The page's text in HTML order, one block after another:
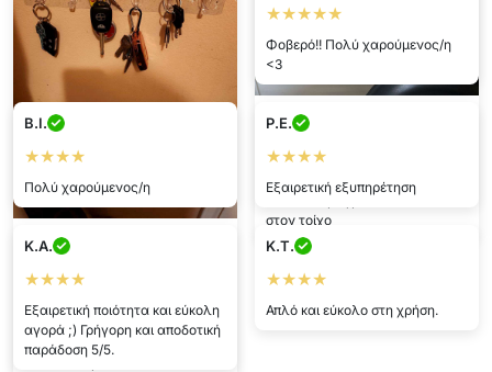
Μαρκοσ
★★★★★
Προτείνω να την αγοράσετε,
κολλάει πραγματικά πολύ καλά
στον τοίχο
Ζωη
★★★★★
Αγόρασα αρκετές και είναι
παντού πολύ πρακτικές - στην
κουζίνα, στη ντουλάπα, στο
παιδικό δωμάτιο...
★★★★★
Φοβερό!! Πολύ χαρούμενος/η
<3
B.I.
★★★★
Πολύ χαρούμενος/η
P.E.
★★★★
Εξαιρετική εξυπηρέτηση
K.A.
★★★★
Εξαιρετική ποιότητα και εύκολη
αγορά ;) Γρήγορη και αποδοτική
παράδοση 5/5.
K.T.
★★★★
Απλό και εύκολο στη χρήση.